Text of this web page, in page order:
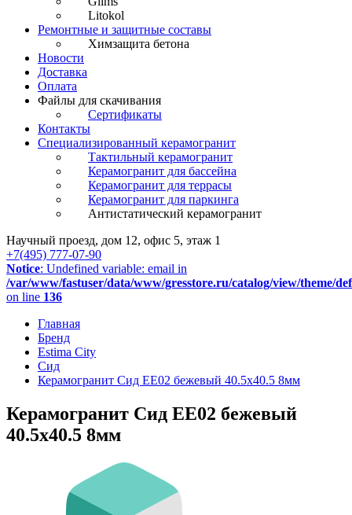
Litokol
Ремонтные и защитные составы
Химзащита бетона
Новости
Доставка
Оплата
Файлы для скачивания
Сертификаты
Контакты
Специализированный керамогранит
Тактильный керамогранит
Керамогранит для бассейна
Керамогранит для террасы
Керамогранит для паркинга
Антистатический керамогранит
Научный проезд, дом 12, офис 5, этаж 1
+7(495) 777-07-90
Notice: Undefined variable: email in
/var/www/fastuser/data/www/gresstore.ru/catalog/view/theme/
on line 136
Главная
Бренд
Estima City
Сид
Керамогранит Сид EE02 бежевый 40.5x40.5 8мм
Керамогранит Сид EE02 бежевый
40.5x40.5 8мм